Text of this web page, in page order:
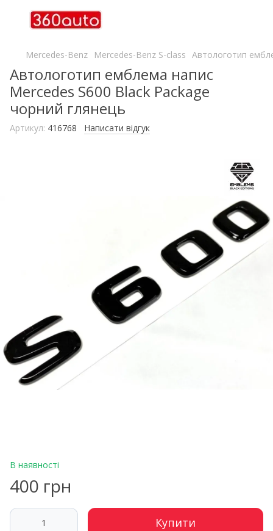
Mercedes-Benz Mercedes-Benz S-class Автологотип
Автологотип емблема напис
Mercedes S600 Black Package
чорний глянець
Артикул: 416768 Написати відгук
В наявності
400 грн
Купити